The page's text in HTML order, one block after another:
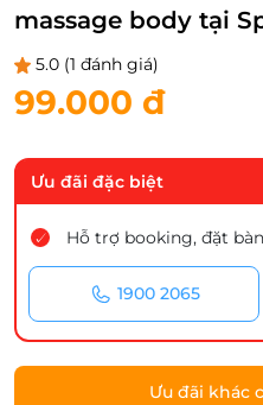
massage body tại
5.0 (1 đánh giá)
99.000 đ
Ưu đãi đặc biệt
Hỗ trợ booking, đặt bàn
1900 2065
Ưu đãi khác